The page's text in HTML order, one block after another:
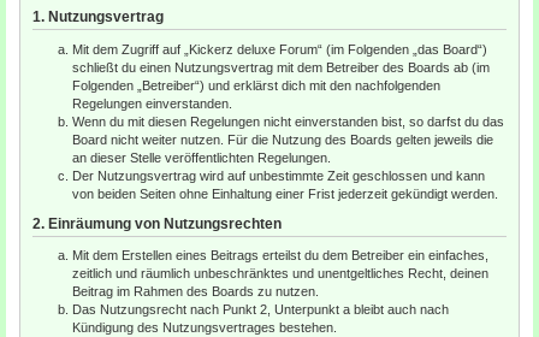
1. Nutzungsvertrag
Mit dem Zugriff auf „Kickerz deluxe Forum“ (im Folgenden „das Board“)
schließt du einen Nutzungsvertrag mit dem Betreiber des Boards ab (im
Folgenden „Betreiber“) und erklärst dich mit den nachfolgenden
Regelungen einverstanden.
Wenn du mit diesen Regelungen nicht einverstanden bist, so darfst du das
Board nicht weiter nutzen. Für die Nutzung des Boards gelten jeweils die
an dieser Stelle veröffentlichten Regelungen.
Der Nutzungsvertrag wird auf unbestimmte Zeit geschlossen und kann
von beiden Seiten ohne Einhaltung einer Frist jederzeit gekündigt werden.
2. Einräumung von Nutzungsrechten
Mit dem Erstellen eines Beitrags erteilst du dem Betreiber ein einfaches,
zeitlich und räumlich unbeschränktes und unentgeltliches Recht, deinen
Beitrag im Rahmen des Boards zu nutzen.
Das Nutzungsrecht nach Punkt 2, Unterpunkt a bleibt auch nach
Kündigung des Nutzungsvertrages bestehen.